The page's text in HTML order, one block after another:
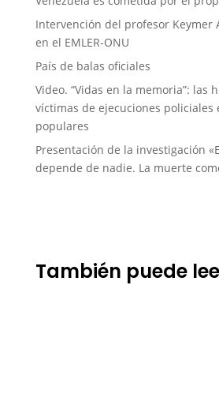
Intervención del profesor Keymer
en el EMLER-ONU
País de balas oficiales
Video. “Vidas en la memoria”: las
víctimas de ejecuciones policiales
populares
Presentación de la investigación
depende de nadie. La muerte
También puede